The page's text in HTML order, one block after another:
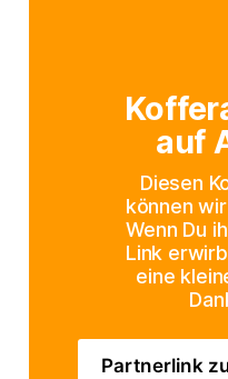
auf
Diesen
können
Wenn Du
Link
eine
Partnerlink